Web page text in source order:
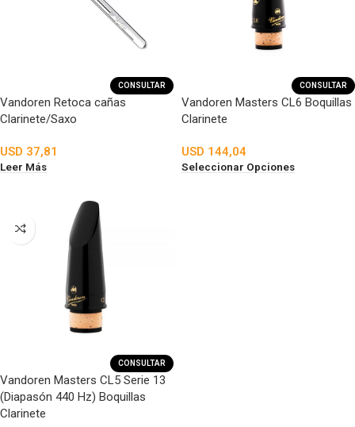
CONSULTAR
Vandoren Retoca cañas
Clarinete/Saxo
USD 37,81
Leer Más
CONSULTAR
Vandoren Masters CL6 Boquillas
Clarinete
USD 144,04
Seleccionar Opciones
CONSULTAR
Vandoren Masters CL5 Serie 13
(Diapasón 440 Hz) Boquillas
Clarinete